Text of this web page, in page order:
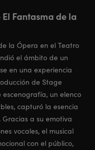
Fantasma de la
la Ópera en el Teatro
el ámbito de un
en una experiencia
de Stage
un elenco
capturó la esencia
a su emotiva
vocales, el musical
con el público,